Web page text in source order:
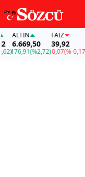
ALTIN
6.669,50
176,91(%2,72)
FAİZ
39,92
-0,07(%-0,17)